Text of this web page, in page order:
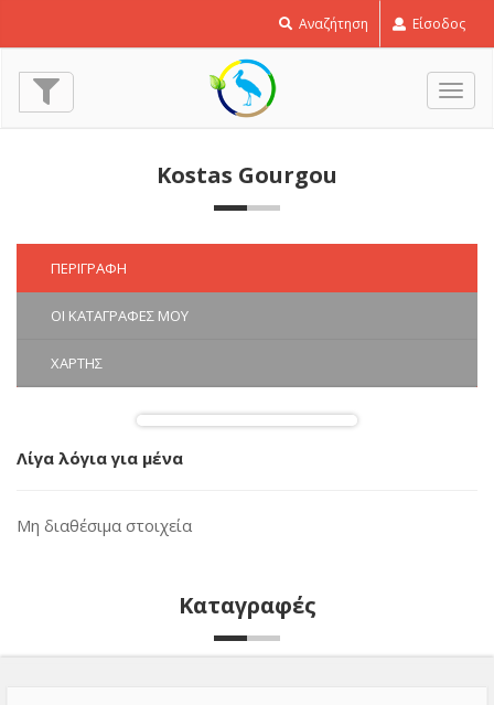
Αναζήτηση Είσοδος
Kostas Gourgou
ΠΕΡΙΓΡΑΦΉ
ΟΙ ΚΑΤΑΓΡΑΦΈΣ ΜΟΥ
ΧΆΡΤΗΣ
Λίγα λόγια για μένα
Μη διαθέσιμα στοιχεία
Καταγραφές